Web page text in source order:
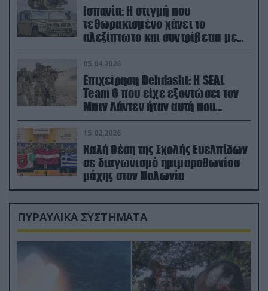
Ισπανία: Η στιγμή που
τεθωρακισμένο χάνει το
αλεξίπτωτο και συντρίβεται με
ορμή στο έδαφος (βίντεο)
05.04.2026
Επιχείρηση Dehdasht: Η SEAL
Team 6 που είχε εξοντώσει τον
Μπιν Λάντεν ήταν αυτή που
διέσωσε τον πιλότο του F-15
15.02.2026
Καλή θέση της Σχολής Ευελπίδων
σε διαγωνισμό ημιμαραθωνίου
μάχης στον Πολωνία
ΠΥΡΑΥΛΙΚΑ ΣΥΣΤΗΜΑΤΑ